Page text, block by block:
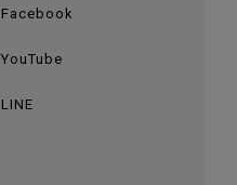
Facebook
YouTube
LINE